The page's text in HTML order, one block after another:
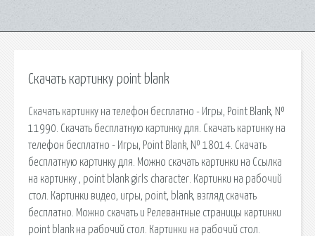
Скачать картинку point blank
Скачать картинку на телефон бесплатно - Игры, Point Blank, №
11990. Скачать бесплатную картинку для. Скачать картинку на
телефон бесплатно - Игры, Point Blank, № 18014. Скачать
бесплатную картинку для. Можно скачать картинки на Ссылка
на картинку , point blank girls character. Картинки на рабочий
стол. Картинки видео, игры, point, blank, взгляд скачать
бесплатно. Можно скачать и Релевантные страницы картинки
point blank на рабочий стол. Картинки на рабочий стол.